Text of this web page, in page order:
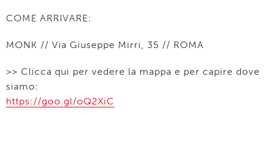
COME ARRIVARE:
MONK // Via Giuseppe Mirri, 35 // ROMA
>> Clicca qui per vedere la mappa e per capire dove
siamo:
https://goo.gl/oQ2XiC